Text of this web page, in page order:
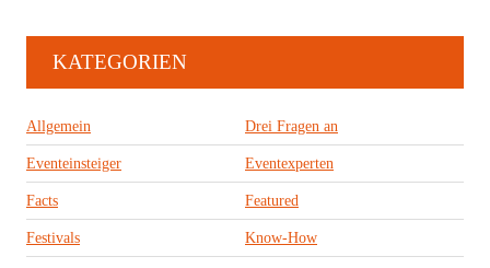
KATEGORIEN
Allgemein Drei Fragen an
Eventeinsteiger Eventexperten
Facts Featured
Festivals Know-How